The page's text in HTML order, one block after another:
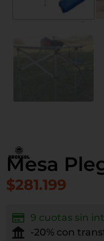
Mesa
$281.199
9 cuotas sin
-20% con